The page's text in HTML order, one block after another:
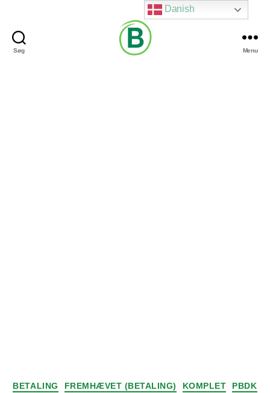
Søg Menu
Kategorier
BETALING FREMHÆVET (BETALING) KOMPLET
PBDK
Danish